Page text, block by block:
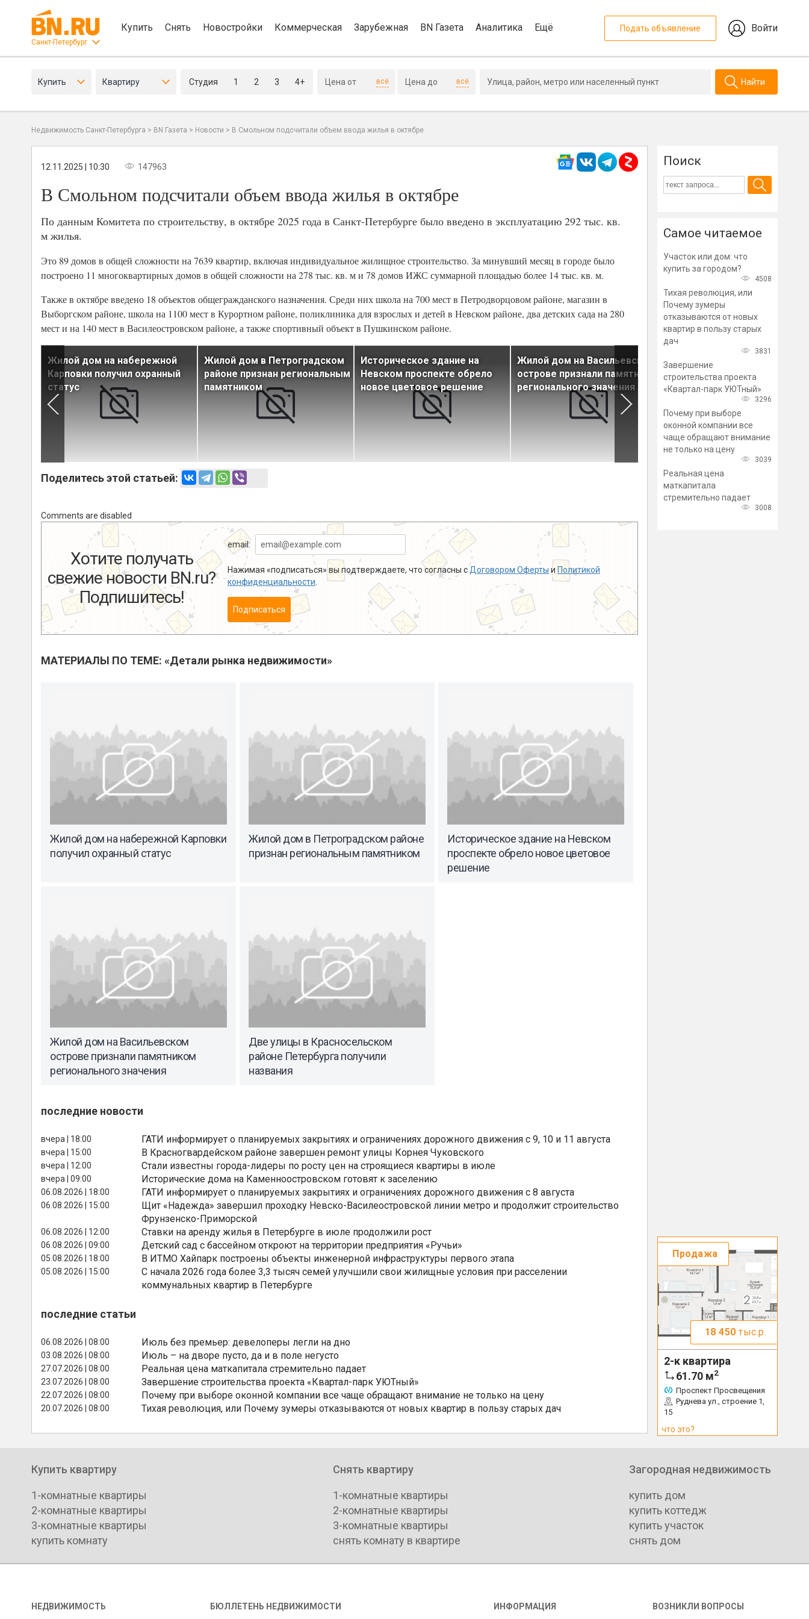
Санкт-Петербург
Купить Снять Новостройки Коммерческая Зарубежная BN Газета Аналитика Ещё Подать объявление Войти
Купить Квартиру Студия 1 2 3 4+ всё всё Найти
Недвижимость Санкт-Петербурга > BN Газета > Новости > В Смольном подсчитали объем ввода жилья в октябре
12.11.2025 | 10:30 147963
В Смольном подсчитали объем ввода жилья в октябре
По данным Комитета по строительству, в октябре 2025 года в Санкт-Петербурге было введено в эксплуатацию 292 тыс. кв.
м жилья.
Это 89 домов в общей сложности на 7639 квартир, включая индивидуальное жилищное строительство. За минувший месяц в городе было
построено 11 многоквартирных домов в общей сложности на 278 тыс. кв. м и 78 домов ИЖС суммарной площадью более 14 тыс. кв. м.
Также в октябре введено 18 объектов общегражданского назначения. Среди них школа на 700 мест в Петродворцовом районе, магазин в
Выборгском районе, школа на 1100 мест в Курортном районе, поликлиника для взрослых и детей в Невском районе, два детских сада на 280
мест и на 140 мест в Василеостровском районе, а также спортивный объект в Пушкинском районе.
Жилой дом на набережной
Карповки получил охранный
статус
Жилой дом в Петроградском
районе признан региональным
памятником
Историческое здание на
Невском проспекте обрело
новое цветовое решение
Жилой дом на Васильевском
острове признали памятником
регионального значения
Две улицы в
районе Петербурга
названия
Поделитесь этой статьей:
Comments are disabled
Хотите получать
свежие новости BN.ru?
Подпишитесь!
email:
Нажимая «подписаться» вы подтверждаете, что согласны с Договором Оферты и Политикой
конфиденциальности
Подписаться
МАТЕРИАЛЫ ПО ТЕМЕ: «Детали рынка недвижимости»
Жилой дом на набережной Карповки
получил охранный статус
Жилой дом в Петроградском районе
признан региональным памятником
Историческое здание на Невском
проспекте обрело новое цветовое
решение
Жилой дом на Васильевском
острове признали памятником
регионального значения
Две улицы в Красносельском
районе Петербурга получили
названия
последние новости
вчера | 18:00 ГАТИ информирует о планируемых закрытиях и ограничениях дорожного движения с 9, 10 и 11 августа
вчера | 15:00 В Красногвардейском районе завершен ремонт улицы Корнея Чуковского
вчера | 12:00 Стали известны города-лидеры по росту цен на строящиеся квартиры в июле
вчера | 09:00 Исторические дома на Каменноостровском готовят к заселению
06.08.2026 | 18:00 ГАТИ информирует о планируемых закрытиях и ограничениях дорожного движения с 8 августа
06.08.2026 | 15:00
Щит «Надежда» завершил проходку Невско-Василеостровской линии метро и продолжит строительство
Фрунзенско-Приморской
06.08.2026 | 12:00 Ставки на аренду жилья в Петербурге в июле продолжили рост
06.08.2026 | 09:00 Детский сад с бассейном откроют на территории предприятия «Ручьи»
05.08.2026 | 18:00 В ИТМО Хайпарк построены объекты инженерной инфраструктуры первого этапа
05.08.2026 | 15:00
С начала 2026 года более 3,3 тысяч семей улучшили свои жилищные условия при расселении
коммунальных квартир в Петербурге
последние статьи
06.08.2026 | 08:00 Июль без премьер: девелоперы легли на дно
03.08.2026 | 08:00 Июль – на дворе пусто, да и в поле негусто
27.07.2026 | 08:00 Реальная цена маткапитала стремительно падает
23.07.2026 | 08:00 Завершение строительства проекта «Квартал-парк УЮТный»
22.07.2026 | 08:00 Почему при выборе оконной компании все чаще обращают внимание не только на цену
20.07.2026 | 08:00 Тихая революция, или Почему зумеры отказываются от новых квартир в пользу старых дач
Поиск
Самое читаемое
Участок или дом: что
купить за городом?
4508
Тихая революция, или
Почему зумеры
отказываются от новых
квартир в пользу старых
дач
3831
Завершение
строительства проекта
«Квартал-парк УЮТный»
3296
Почему при выборе
оконной компании все
чаще обращают внимание
не только на цену
3039
Реальная цена
маткапитала
стремительно падает
3008
Продажа
18 450 тыс.р.
2-к квартира
61.70 м2
Проспект Просвещения
Руднева ул., строение 1,
15
что это?
Купить квартиру
1-комнатные квартиры
2-комнатные квартиры
3-комнатные квартиры
купить комнату
Снять квартиру
1-комнатные квартиры
2-комнатные квартиры
3-комнатные квартиры
снять комнату в квартире
Загородная недвижимость
купить дом
купить коттедж
купить участок
снять дом
НЕДВИЖИМОСТЬ БЮЛЛЕТЕНЬ НЕДВИЖИМОСТИ ИНФОРМАЦИЯ ВОЗНИКЛИ ВОПРОСЫ